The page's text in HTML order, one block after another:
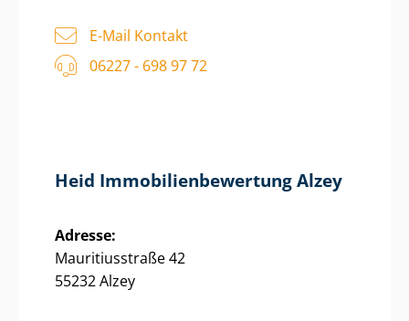
E-Mail Kontakt
06227 - 698 97 72
Heid Im­mo­bi­li­en­be­wer­tung Alzey
Adresse:
Mauritiusstraße 42
55232 Alzey